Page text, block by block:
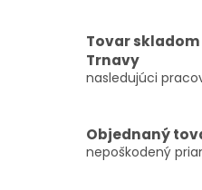
Tovar
Trnavy
nasledujúci
Objednaný
nepoškodený